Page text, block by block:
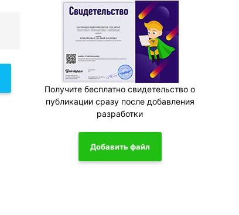
Получите бесплатно свидетельство о
публикации сразу после добавления
разработки
Добавить файл